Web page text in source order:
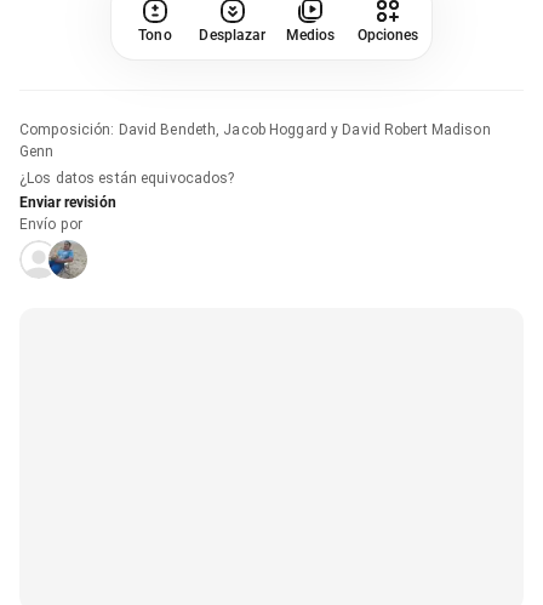
Tono Desplazar Medios Opciones
Composición: David Bendeth, Jacob Hoggard y David Robert Madison
Genn
¿Los datos están equivocados?
Enviar revisión
Envío por